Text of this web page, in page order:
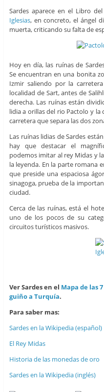
Sardes aparece en el Libro
Iglesias, en concreto, el ángel
muerta, criticando su falta de
Hoy en día, las ruínas de
Se encuentran en una bonita
Izmir saliendo por la
localidad de Sart, antes de
derecha. Las ruínas están
lidia a orillas del rio Pactolo y
carretera que separa las dos
Las ruínas lidias de Sardes
hay que destacar el
podemos imitar al rey Midas y
la leyenda. En la parte romana
que preside una espaciosa
sinagoga, prueba de la
ciudad.
Cerca de las ruínas, está el
uno de los pocos de su
circuitos turísticos masivos.
Ver Sardes en el Mapa de las
guiño a Turquía.
Para saber mas:
Sardes en la Wikipedia (español)
El Rey Midas
Historia de las monedas de oro
Sardes en la Wikipedia (inglés)